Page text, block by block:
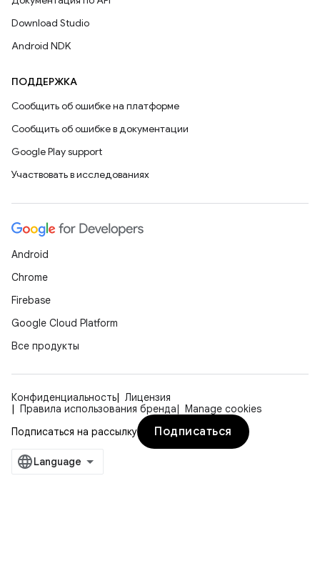
Download Studio
Android NDK
ПОДДЕРЖКА
Сообщить об ошибке на платформе
Сообщить об ошибке в документации
Google Play support
Участвовать в исследованиях
Android
Chrome
Firebase
Google Cloud Platform
Все продукты
Конфиденциальность
Лицензия
Правила использования бренда
Manage cookies
Подписаться на рассылку
Подписаться